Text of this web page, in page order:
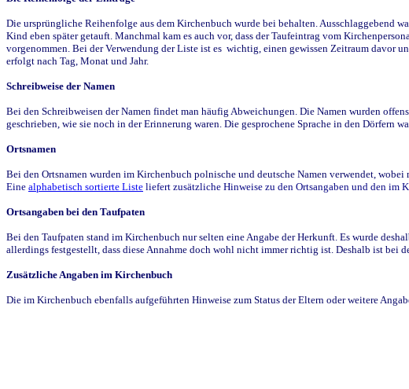
Die ursprüngliche Reihenfolge aus dem Kirchenbuch wurde bei behalten. Ausschlaggebend
Kind eben später getauft. Manchmal kam es auch vor, dass der Taufeintrag vom
vorgenommen. Bei der Verwendung der Liste ist es wichtig, einen gewissen Zeitraum davor
erfolgt nach Tag, Monat und Jahr.
Schreibweise der Namen
Bei den Schreibweisen der Namen findet man häufig Abweichungen. Die Namen wurden
geschrieben, wie sie noch in der Erinnerung waren. Die gesprochene Sprache in den
Ortsnamen
Bei den Ortsnamen wurden im Kirchenbuch polnische und deutsche Namen verwendet,
Eine alphabetisch sortierte Liste liefert zusätzliche Hinweise zu den Ortsangaben und den im
Ortsangaben bei den Taufpaten
Bei den Taufpaten stand im Kirchenbuch nur selten eine Angabe der Herkunft. Es wurde
allerdings festgestellt, dass diese Annahme doch wohl nicht immer richtig ist. Deshalb ist bei
Zusätzliche Angaben im Kirchenbuch
Die im Kirchenbuch ebenfalls aufgeführten Hinweise zum Status der Eltern oder weitere